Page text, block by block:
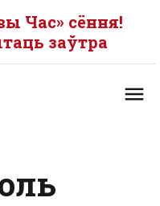
Час» сёння!
заўтра